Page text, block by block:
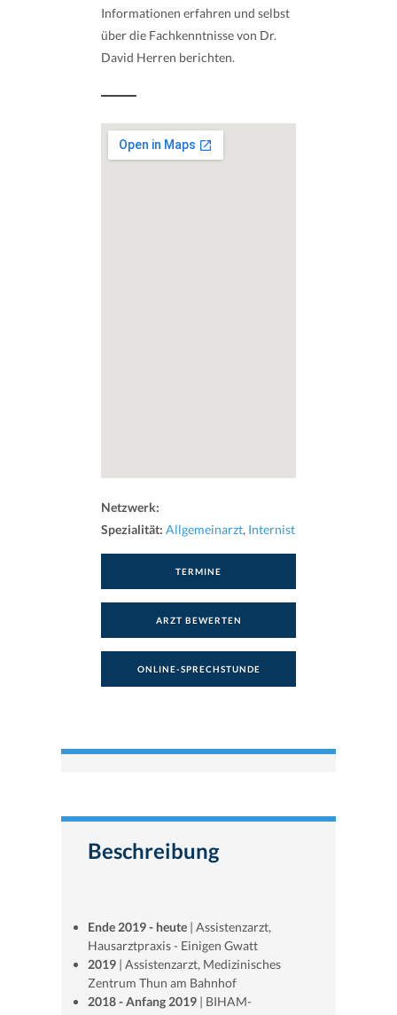
Informationen erfahren und selbst
über die Fachkenntnisse von Dr.
David Herren berichten.
Netzwerk:
Spezialität: Allgemeinarzt, Internist
TERMINE
ARZT BEWERTEN
ONLINE-SPRECHSTUNDE
Beschreibung
Ende 2019 - heute | Assistenzarzt,
Hausarztpraxis - Einigen Gwatt
2019 | Assistenzarzt, Medizinisches
Zentrum Thun am Bahnhof
2018 - Anfang 2019 | BIHAM-